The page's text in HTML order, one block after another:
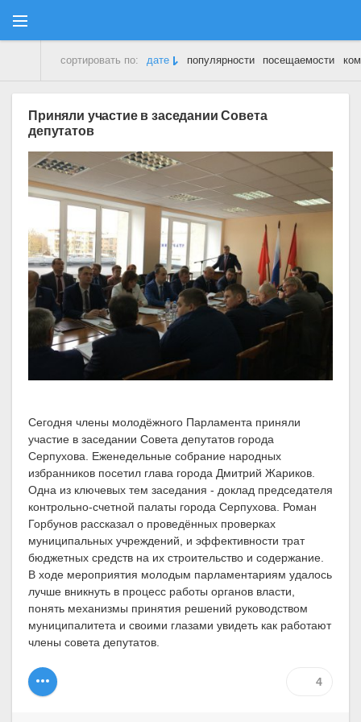
сортировать по: дате популярности посещаемости
Приняли участие в заседании Совета
депутатов
Сегодня члены молодёжного Парламента приняли
участие в заседании Совета депутатов города
Серпухова. Еженедельные собрание народных
избранников посетил глава города Дмитрий Жариков.
Одна из ключевых тем заседания - доклад председателя
контрольно-счетной палаты города Серпухова. Роман
Горбунов рассказал о проведённых проверках
муниципальных учреждений, и эффективности трат
бюджетных средств на их строительство и содержание.
В ходе мероприятия молодым парламентариям удалось
лучше вникнуть в процесс работы органов власти,
понять механизмы принятия решений руководством
муниципалитета и своими глазами увидеть как работают
члены совета депутатов.
4